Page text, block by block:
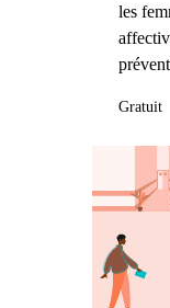
les
Gratuit